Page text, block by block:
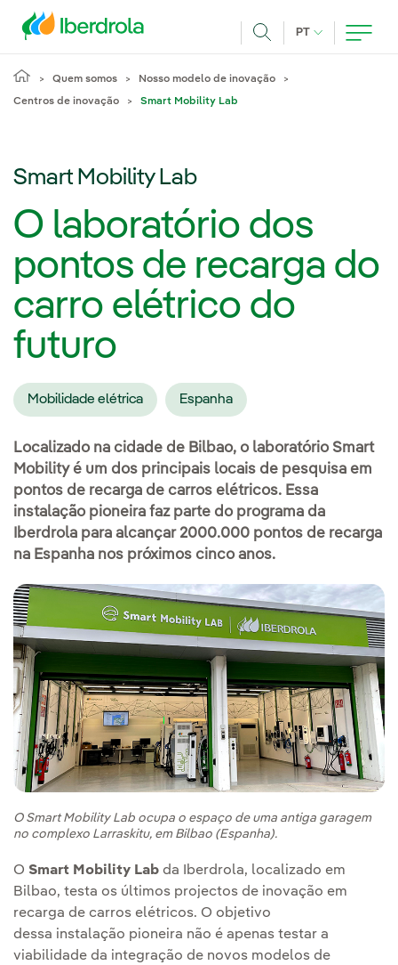
PT IDIOMA ATUAL,
Quem somos Nosso modelo de inovação
Centros de inovação Smart Mobility Lab
Smart Mobility Lab
O laboratório dos
pontos de recarga do
carro elétrico do
futuro
Mobilidade elétrica Espanha
Localizado na cidade de Bilbao, o laboratório Smart
Mobility é um dos principais locais de pesquisa em
pontos de recarga de carros elétricos. Essa
instalação pioneira faz parte do programa da
Iberdrola para alcançar 2000.000 pontos de recarga
na Espanha nos próximos cinco anos.
O Smart Mobility Lab ocupa o espaço de uma antiga garagem
no complexo Larraskitu, em Bilbao (Espanha).
O Smart Mobility Lab da Iberdrola, localizado em
Bilbao, testa os últimos projectos de inovação em
recarga de carros elétricos. O objetivo
dessa instalação pioneira não é apenas testar a
viabilidade da integração de novos modelos de